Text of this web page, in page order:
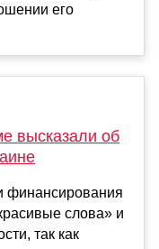
его
высказали об
слова» и
так как